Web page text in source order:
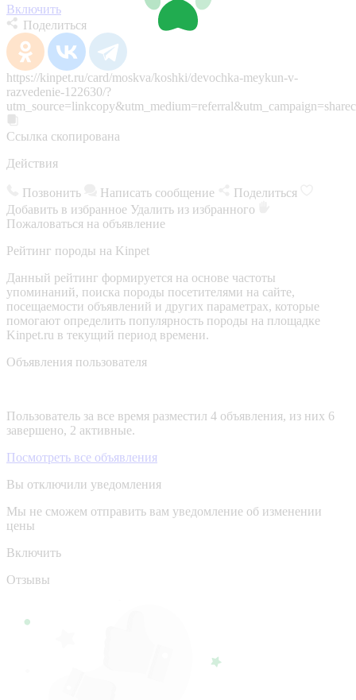
Включить
Поделиться
https://kinpet.ru/card/moskva/koshki/devochka-meykun-v-
razvedenie-122630/?
Ссылка скопирована
Действия
Позвонить Написать сообщение
Поделиться
Добавить в избранное Удалить из избранного
Пожаловаться на объявление
Рейтинг породы на Kinpet
Данный рейтинг формируется на основе частоты
упоминаний, поиска породы посетителями на сайте,
посещаемости объявлений и других параметрах, которые
помогают определить популярность породы на площадке
Kinpet.ru в текущий период времени.
Объявления пользователя
Пользователь за все время разместил 4 объявления, из них 6
завершено, 2 активные.
Посмотреть все объявления
Вы отключили уведомления
Мы не сможем отправить вам уведомление об изменении
цены
Включить
Отзывы